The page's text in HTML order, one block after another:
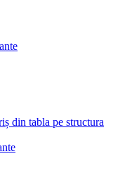
din tabla pe structura